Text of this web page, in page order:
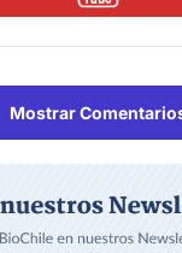
Mostrar